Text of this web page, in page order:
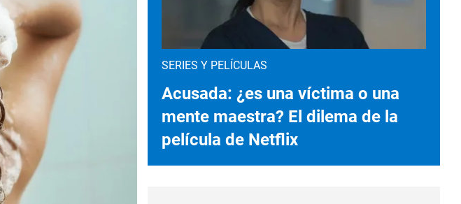
SERIES Y PELÍCULAS
Acusada: ¿es una víctima o una
mente maestra? El dilema de la
película de Netflix